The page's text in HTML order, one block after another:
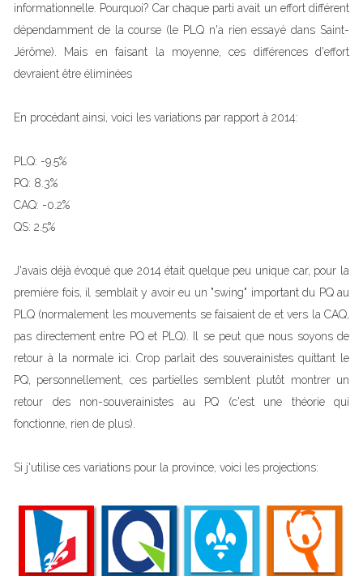
informationnelle. Pourquoi? Car chaque parti avait un effort différent
dépendamment de la course (le PLQ n'a rien essayé dans Saint-
Jérôme). Mais en faisant la moyenne, ces différences d'effort
devraient être éliminées
En procédant ainsi, voici les variations par rapport à 2014:
PLQ: -9.5%
PQ: 8.3%
CAQ: -0.2%
QS: 2.5%
J'avais déjà évoqué que 2014 était quelque peu unique car, pour la
première fois, il semblait y avoir eu un "swing" important du PQ au
PLQ (normalement les mouvements se faisaient de et vers la CAQ,
pas directement entre PQ et PLQ). Il se peut que nous soyons de
retour à la normale ici. Crop parlait des souverainistes quittant le
PQ, personnellement, ces partielles semblent plutôt montrer un
retour des non-souverainistes au PQ (c'est une théorie qui
fonctionne, rien de plus).
Si j'utilise ces variations pour la province, voici les projections: